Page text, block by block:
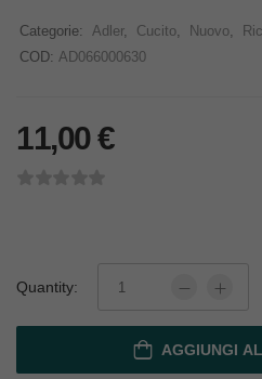
Categorie: Adler, Cucito, Nuovo,
COD: AD066000630
11,00€
Quantity:
AGGIUNGI